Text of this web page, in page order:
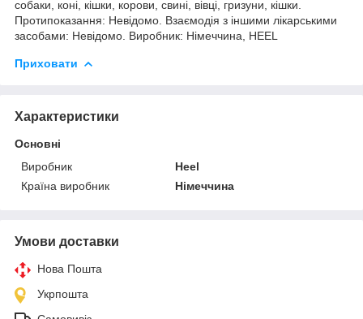
собаки, коні, кішки, корови, свині, вівці, гризуни, кішки.
Протипоказання: Невідомо. Взаємодія з іншими лікарськими
засобами: Невідомо. Виробник: Німеччина, HEЕL
Приховати
Характеристики
Основні
Виробник
Heel
Країна виробник
Німеччина
Умови доставки
Нова Пошта
Укрпошта